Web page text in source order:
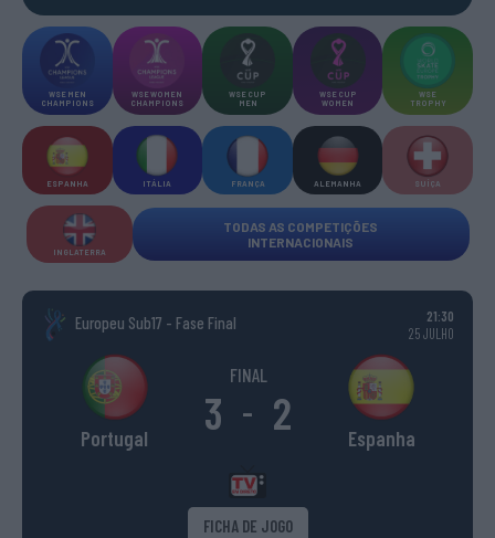
WSE MEN
CHAMPIONS
WSE WOMEN
CHAMPIONS
WSE CUP
MEN
WSE CUP
WOMEN
WSE
TROPHY
ESPANHA ITÁLIA FRANÇA ALEMANHA SUÍÇA
INGLATERRA
TODAS AS COMPETIÇÕES
INTERNACIONAIS
Europeu Sub17 - Fase Final
21:30
25 JULHO
Portugal
FINAL
3 - 2 Espanha
FICHA DE JOGO